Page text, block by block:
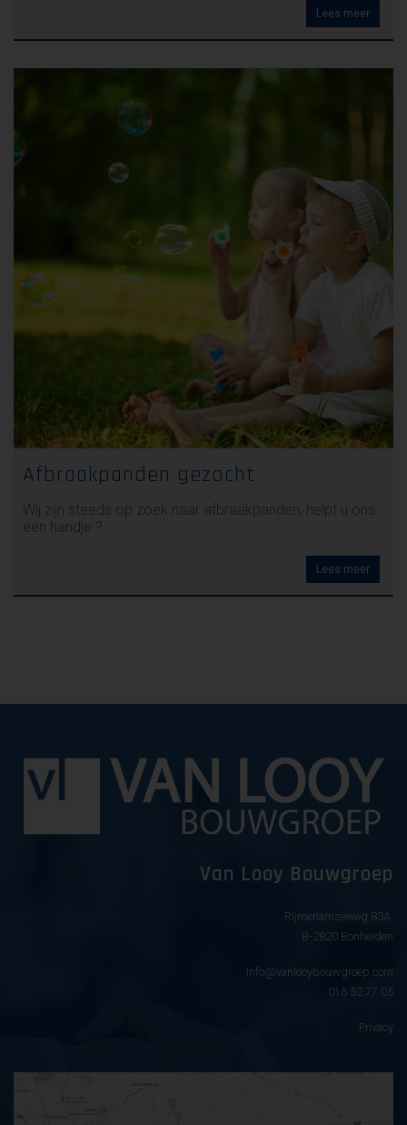
Lees meer
Afbraakpanden gezocht
Wij zijn steeds op zoek naar afbraakpanden, helpt u ons
een handje ?
Lees meer
Van Looy Bouwgroep
Rijmenamseweg 83A,
B-2820 Bonheiden
info@vanlooybouwgroep.com
015 52 77 05
Privacy